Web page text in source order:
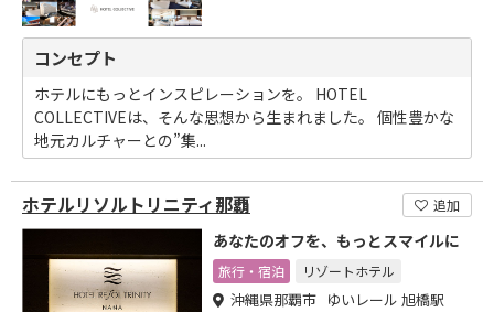
コンセプト
ホテルにもっとインスピレーションを。 HOTEL
COLLECTIVEは、そんな思想から生まれました。 個性豊かな
地元カルチャーとの”集...
ホテルリソルトリニティ那覇 追加
あなたのオフを、もっとスマイルに
旅行・宿泊 リゾートホテル
沖縄県那覇市 ゆいレール 旭橋駅